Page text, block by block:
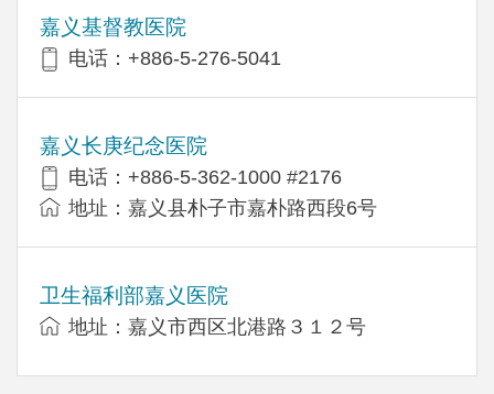
嘉义基督教医院
电话：+886-5-276-5041
嘉义长庚纪念医院
电话：+886-5-362-1000 #2176
地址：嘉义县朴子市嘉朴路西段6号
卫生福利部嘉义医院
地址：嘉义市西区北港路３１２号